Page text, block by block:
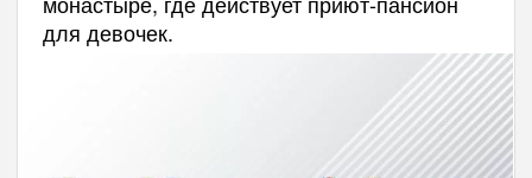
для девочек.